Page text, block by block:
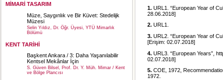
MİMARİ TASARIM
Müze, Saygınlık ve Bir Küvet: Stedelijk
Müzesi
Selin Yıldız, Dr. Öğr. Üyesi, YTÜ Mimarlık
Bölümü
KENT TARİHİ
Başkent Ankara / 3: Daha Yaşanılabilir
Kentsel Mekânlar İçin
S. Güven Bilsel, Prof. Dr. Y. Müh. Mimar / Kent
ve Bölge Plancısı
1. URL1. “European Year of
28.06.2018]
2. URL1.
3. URL2. “European Year of
[Erişim: 02.07.2018]
4. URL3. “European Years”,
02.07.2018]
5. COE, 1972,
1972.